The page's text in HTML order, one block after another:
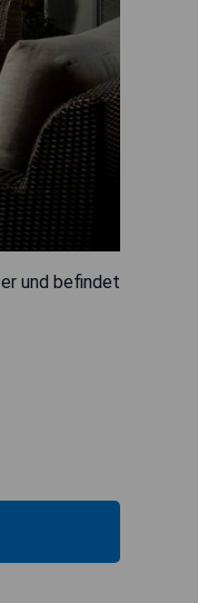
und befindet